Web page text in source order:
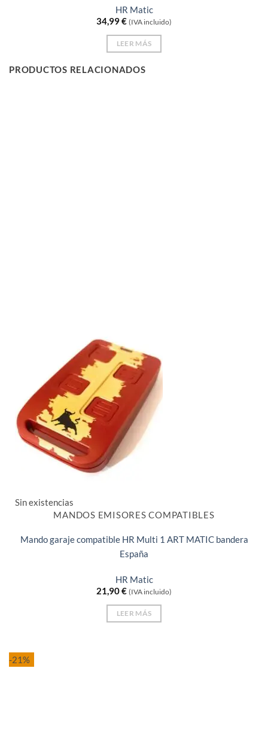
HR Matic
34,99€ (IVA incluido)
LEER MÁS
PRODUCTOS RELACIONADOS
Sin existencias
MANDOS EMISORES COMPATIBLES
Mando garaje compatible HR Multi 1 ART MATIC bandera
España
HR Matic
21,90€ (IVA incluido)
LEER MÁS
-21%